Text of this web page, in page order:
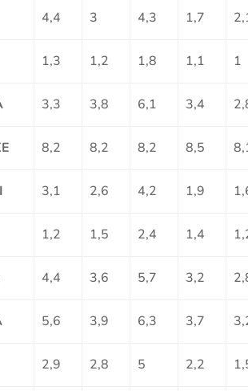
4,4 3 4,3 1,7
1,3 1,2 1,8 1,1 1
3,3 3,8 6,1 3,4
8,2 8,2 8,2 8,5
3,1 2,6 4,2 1,9
1,2 1,5 2,4 1,4
4,4 3,6 5,7 3,2
5,6 3,9 6,3 3,7
2,9 2,8 5 2,2